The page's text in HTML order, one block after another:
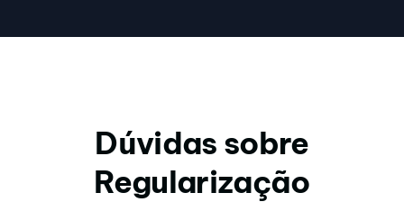
Dúvidas sobre
Regularização